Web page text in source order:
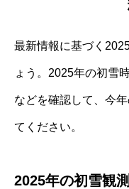
最新情報に基づく
ょう。2025年の初雪
などを確認して、今
てください。
2025年の初雪観